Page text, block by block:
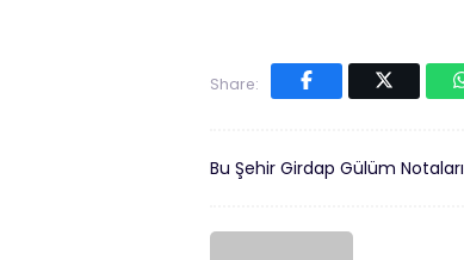
Share:
Bu Şehir Girdap Gülüm Notaları